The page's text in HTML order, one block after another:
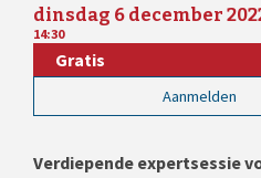
dinsdag 6 december
14:30
Gratis
Aanmelden
Verdiepende expertsessie